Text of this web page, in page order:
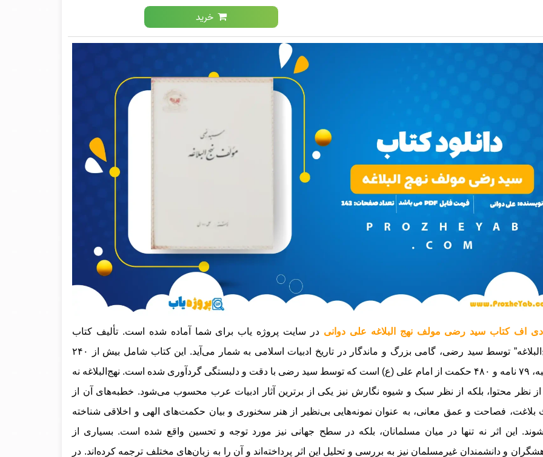
خرید
اف کتاب سید رضی مولف نهج البلاغه علی دوانی در سایت پروژه یاب برای شما آماده شده است. تألیف کتاب
“نهج‌البلاغه” توسط سید رضی، گامی بزرگ و ماندگار در تاریخ ادبیات اسلامی به شمار می‌آید. این کتاب شامل بیش از ۲۴۰
خطبه، ۷۹ نامه و ۴۸۰ حکمت از امام علی (ع) است که توسط سید رضی با دقت و دلبستگی گردآوری شده است. نهج‌البلاغه نه
از نظر محتوا، بلکه از نظر سبک و شیوه نگارش نیز یکی از برترین آثار ادبیات عرب محسوب می‌شود. خطبه‌های آن از
بلاغت، فصاحت و عمق معانی، به عنوان نمونه‌هایی بی‌نظیر از هنر سخنوری و بیان حکمت‌های الهی و اخلاقی شناخته
این اثر نه تنها در میان مسلمانان، بلکه در سطح جهانی نیز مورد توجه و تحسین واقع شده است. بسیاری از
و دانشمندان غیرمسلمان نیز به بررسی و تحلیل این اثر پرداخته‌اند و آن را به زبان‌های مختلف ترجمه کرده‌اند. در